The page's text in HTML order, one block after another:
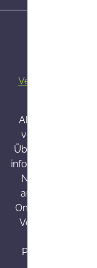
Versandkosten
Alle bei
von Österreich
Über Wirkung
informieren
ausgewogene
Onlineapo.at ist